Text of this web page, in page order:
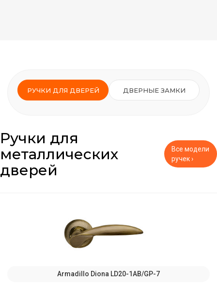
РУЧКИ ДЛЯ ДВЕРЕЙ ДВЕРНЫЕ ЗАМКИ
Ручки для
металлических
дверей
Все модели
ручек ›
Armadillo Diona LD20-1AB/GP-7